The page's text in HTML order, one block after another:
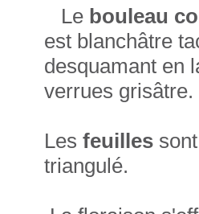
Le bouleau
est blanchâtre
desquamant en
verrues grisâtre.
Les feuilles
triangulé.